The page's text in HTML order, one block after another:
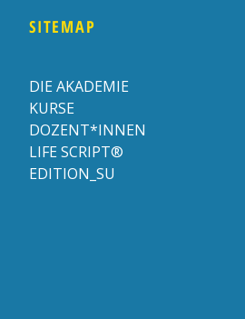
SITEMAP
DIE AKADEMIE
KURSE
DOZENT*INNEN
LIFE SCRIPT®
EDITION_SU